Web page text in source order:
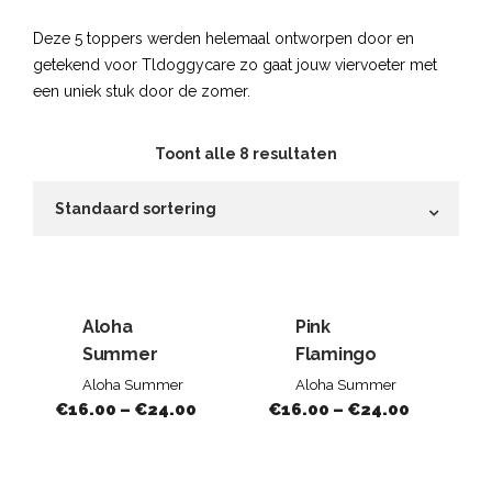
Deze 5 toppers werden helemaal ontworpen door en
getekend voor Tldoggycare zo gaat jouw viervoeter met
een uniek stuk door de zomer.
Toont alle 8 resultaten
Aloha
Summer
Aloha Summer
€16.00 – €24.00
Pink
Flamingo
Aloha Summer
€16.00 – €24.00